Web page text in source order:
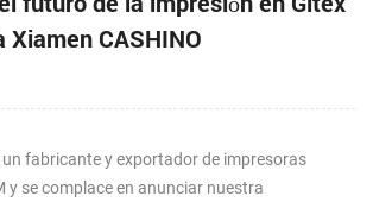
Xiamen CASHINO
fabricante y exportador de impresoras
y se complace en anunciar nuestra